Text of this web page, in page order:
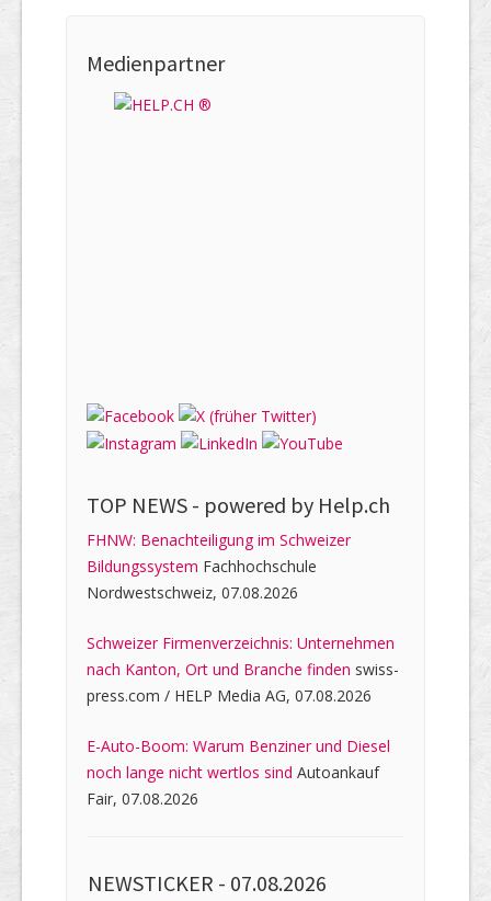
Medienpartner
TOP NEWS - powered by Help.ch
FHNW: Benachteiligung im Schweizer
Bildungssystem Fachhochschule
Nordwestschweiz, 07.08.2026
Schweizer Firmenverzeichnis: Unternehmen
nach Kanton, Ort und Branche finden swiss-
press.com / HELP Media AG, 07.08.2026
E-Auto-Boom: Warum Benziner und Diesel
noch lange nicht wertlos sind Autoankauf
Fair, 07.08.2026
NEWSTICKER - 07.08.2026